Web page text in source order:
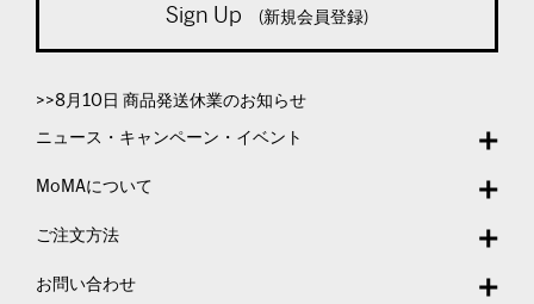
Sign Up (新規会員登録)
>>8月10日 商品発送休業のお知らせ
ニュース・キャンペーン・イベント
MoMAについて
ご注文方法
お問い合わせ